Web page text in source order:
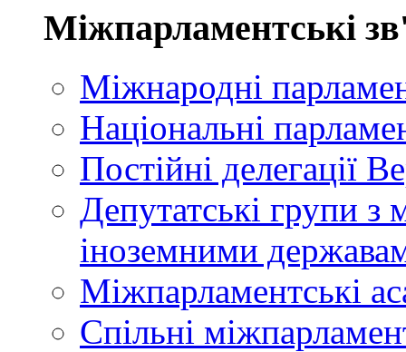
Міжпарламентські
Міжнародні
Національні
Постійні делегації
Депутатські групи з
іноземними
Міжпарламентські
Спільні